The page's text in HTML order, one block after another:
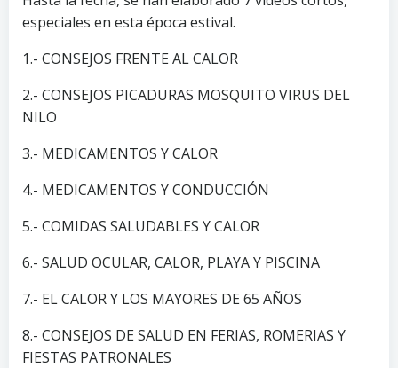
especiales en esta época estival.
1.- CONSEJOS FRENTE AL CALOR
2.- CONSEJOS PICADURAS MOSQUITO VIRUS DEL
NILO
3.- MEDICAMENTOS Y CALOR
4.- MEDICAMENTOS Y CONDUCCIÓN
5.- COMIDAS SALUDABLES Y CALOR
6.- SALUD OCULAR, CALOR, PLAYA Y PISCINA
7.- EL CALOR Y LOS MAYORES DE 65 AÑOS
8.- CONSEJOS DE SALUD EN FERIAS, ROMERIAS Y
FIESTAS PATRONALES